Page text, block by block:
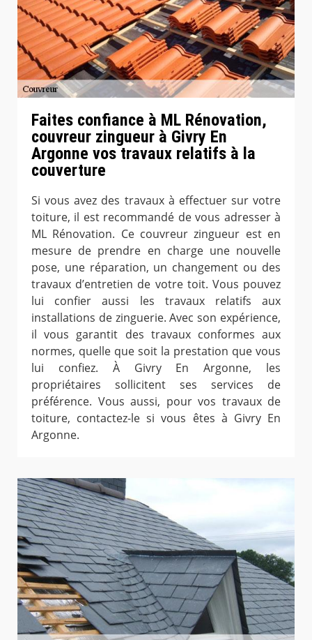
Faites confiance à ML Rénovation,
couvreur zingueur à Givry En
Argonne vos travaux relatifs à la
couverture
Si vous avez des travaux à effectuer sur votre
toiture, il est recommandé de vous adresser à
ML Rénovation. Ce couvreur zingueur est en
mesure de prendre en charge une nouvelle
pose, une réparation, un changement ou des
travaux d’entretien de votre toit. Vous pouvez
lui confier aussi les travaux relatifs aux
installations de zinguerie. Avec son expérience,
il vous garantit des travaux conformes aux
normes, quelle que soit la prestation que vous
lui confiez. À Givry En Argonne, les
propriétaires sollicitent ses services de
préférence. Vous aussi, pour vos travaux de
toiture, contactez-le si vous êtes à Givry En
Argonne.